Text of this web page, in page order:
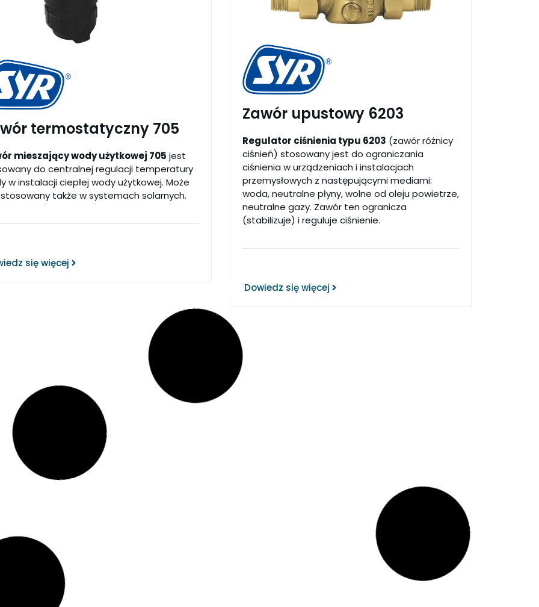
termostatyczny 705
mieszający wody użytkowej 705 jest
do centralnej regulacji temperatury
w instalacji ciepłej wody użytkowej. Może
także w systemach solarnych.
się więcej
Zawór upustowy 6203
Regulator ciśnienia typu 6203 (zawór różnicy
ciśnień) stosowany jest do ograniczania
ciśnienia w urządzeniach i instalacjach
przemysłowych z następującymi mediami:
woda, neutralne płyny, wolne od oleju powietrze,
neutralne gazy. Zawór ten ogranicza
(stabilizuje) i reguluje ciśnienie.
Dowiedz się więcej